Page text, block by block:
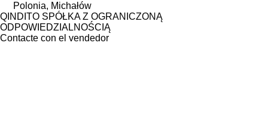
Polonia, Michałów
QINDITO SPÓŁKA Z OGRANICZONĄ
ODPOWIEDZIALNOŚCIĄ
Contacte con el vendedor